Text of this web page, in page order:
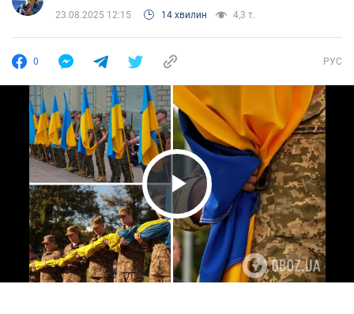
23.08.2025 12:15 14 хвилин 4,3 т.
0 РУС
Play Video